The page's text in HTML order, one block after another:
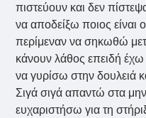
πιστεύουν και δεν
να αποδείξω ποιος είναι
περίμεναν να σηκωθώ
κάνουν λάθος επειδή
να γυρίσω στην δουλειά
Σιγά σιγά απαντώ στα
ευχαριστήσω για τη